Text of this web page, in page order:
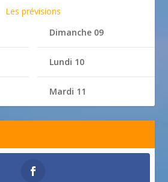
Les prévisions
Dimanche 09
Lundi 10
Mardi 11